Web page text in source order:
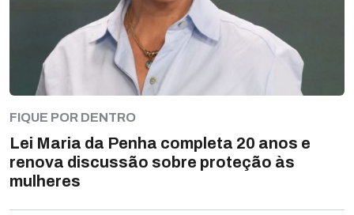
FIQUE POR DENTRO
Lei Maria da Penha completa 20 anos e
renova discussão sobre proteção às
mulheres